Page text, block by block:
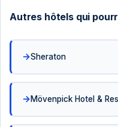
Autres hôtels qui
Sheraton
Mövenpick Hotel &